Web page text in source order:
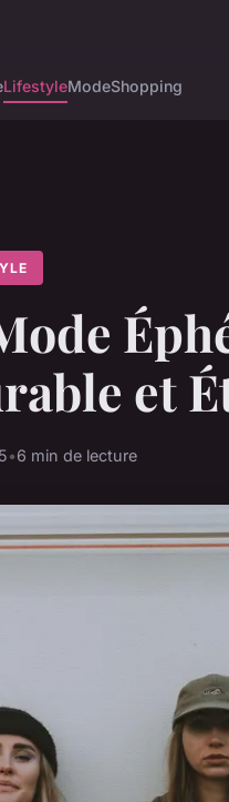
LifestyleModeShopping
et
•6 min de lecture